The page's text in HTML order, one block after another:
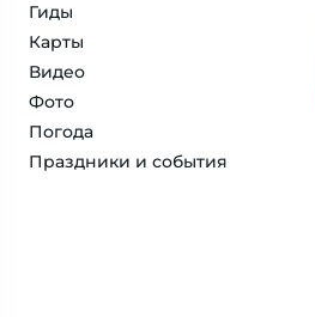
Гиды
Карты
Видео
Фото
Погода
Праздники и события